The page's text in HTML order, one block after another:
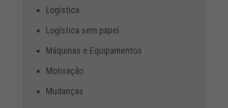
Logística
Logística sem papel
Máquinas e Equipamentos
Motivação
Mudanças